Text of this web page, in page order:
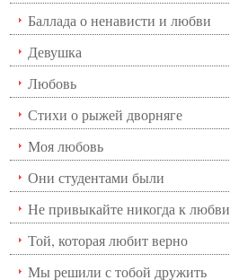
Баллада о ненависти и любви
Девушка
Любовь
Стихи о рыжей дворняге
Моя любовь
Они студентами были
Не привыкайте никогда к любви
Той, которая любит верно
Мы решили с тобой дружить